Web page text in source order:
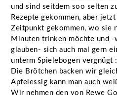
und sind seitdem soo selten
Rezepte gekommen, aber
Zeitpunkt gekommen, wo sie
Minuten trinken möchte und -
glauben- sich auch mal gern
unterm Spielebogen vergnügt
Die Brötchen backen wir
Apfelessig kann man auch
Wir nehmen den von Rewe